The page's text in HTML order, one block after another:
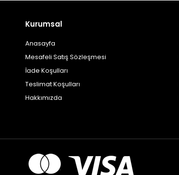
Kurumsal
Anasayfa
Mesafeli Satış Sözleşmesi
İade Koşulları
Teslimat Koşulları
Hakkımızda